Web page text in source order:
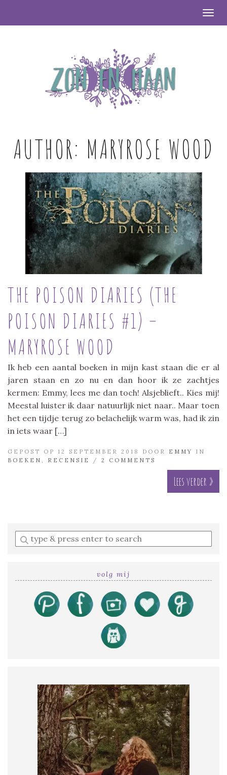
AUTHOR: MARYROSE WOOD
THE POISON DIARIES (THE
POISON DIARIES #1) –
MARYROSE WOOD
Ik heb een aantal boeken in mijn kast staan die er al
jaren staan en zo nu en dan hoor ik ze zachtjes
kermen: Emmy, lees me dan toch! Alsjeblieft.. Kies mij!
Meestal luister ik daar natuurlijk niet naar.. Maar toen
het een tijdje terug zo belachelijk warm was, had ik zin
in iets waar […]
GEPOST OP 12 SEPTEMBER 2018 DOOR EMMY
IN
BOEKEN
RECENSIE / 2 COMMENTS
Lees verder »
Enter
a
volg mij